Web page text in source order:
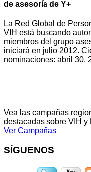
de asesoría de Y+
La Red Global de
VIH está buscando
miembros del grupo
iniciará en julio 2012.
nominaciones: abril 30,
Vea las campañas
destacadas sobre VIH y
Ver Campañas
SÍGUENOS